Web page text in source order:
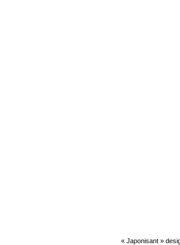
« Japonisant »